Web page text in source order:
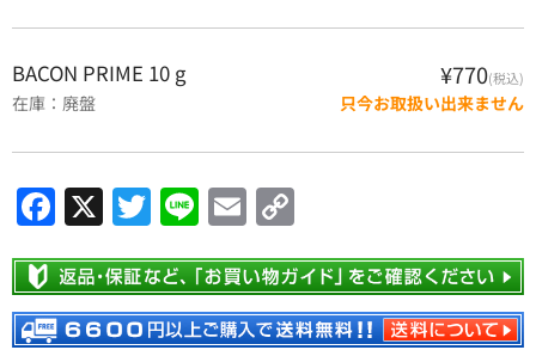
BACON PRIME 10 g ¥770(税込)
在庫：廃盤 只今お取扱い出来ません
F
a
c
e
X T
w
itt
er
Li
n
e
E
m
ai
l
o
p
y